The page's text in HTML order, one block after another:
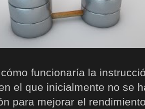
funcionaría la
el que inicialmente no se
para mejorar el